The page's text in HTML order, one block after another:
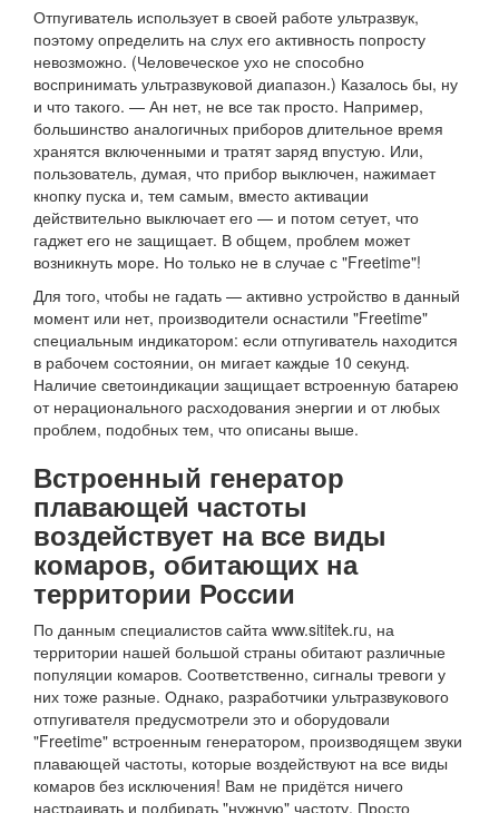
Отпугиватель использует в своей работе ультразвук,
поэтому определить на слух его активность попросту
невозможно. (Человеческое ухо не способно
воспринимать ультразвуковой диапазон.) Казалось бы, ну
и что такого. — Ан нет, не все так просто. Например,
большинство аналогичных приборов длительное время
хранятся включенными и тратят заряд впустую. Или,
пользователь, думая, что прибор выключен, нажимает
кнопку пуска и, тем самым, вместо активации
действительно выключает его — и потом сетует, что
гаджет его не защищает. В общем, проблем может
возникнуть море. Но только не в случае с "Freetime"!
Для того, чтобы не гадать — активно устройство в данный
момент или нет, производители оснастили "Freetime"
специальным индикатором: если отпугиватель находится
в рабочем состоянии, он мигает каждые 10 секунд.
Наличие светоиндикации защищает встроенную батарею
от нерационального расходования энергии и от любых
проблем, подобных тем, что описаны выше.
Встроенный генератор
плавающей частоты
воздействует на все виды
комаров, обитающих на
территории России
По данным специалистов сайта www.sititek.ru, на
территории нашей большой страны обитают различные
популяции комаров. Соответственно, сигналы тревоги у
них тоже разные. Однако, разработчики ультразвукового
отпугивателя предусмотрели это и оборудовали
"Freetime" встроенным генератором, производящем звуки
плавающей частоты, которые воздействуют на все виды
комаров без исключения! Вам не придётся ничего
настраивать и подбирать "нужную" частоту. Просто